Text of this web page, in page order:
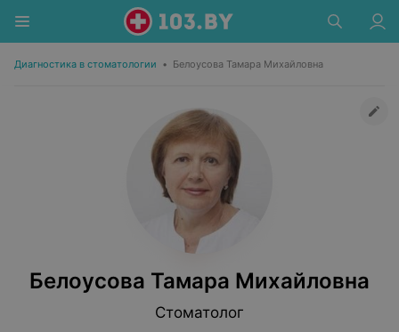
Диагностика в стоматологии • Белоусова Тамара Михайловна
Белоусова Тамара Михайловна
Стоматолог